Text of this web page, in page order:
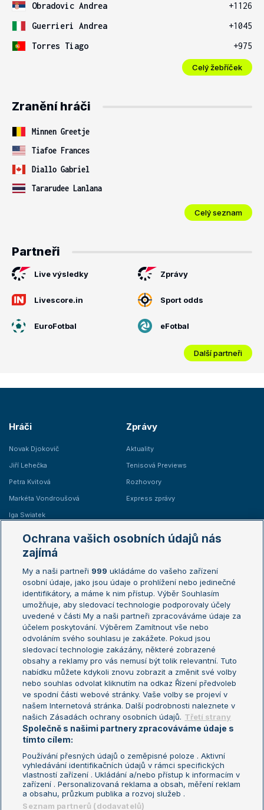
Obradovic Andrea
+1126
Guerrieri Andrea
+1045
Torres Tiago
+975
Celý žebříček
Zranění hráči
Minnen Greetje
Tiafoe Frances
Diallo Gabriel
Tararudee Lanlana
Celý seznam
Partneři
Live výsledky Zprávy
Livescore.in Sport odds
EuroFotbal eFotbal
Další partneři
Hráči
Novak Djokovič
Jiří Lehečka
Petra Kvitová
Markéta Vondroušová
Iga Swiatek
Zprávy
Aktuality
Tenisová Previews
Rozhovory
Express zprávy
Žebříčky
Žebříček ATP (muži)
Žebříček WTA (ženy)
Sázkařský žebříček
Australian Open
French Open
Wimbledon
US Open
Turnaj mistrů
Turnaj mistryň
Aktualní trendy
Fotbalové přestupy
Livesport Daily
LS Prague Open
Podmínky užití
Nastavení soukromí
GDPR a žurnalistika
Reklama
Kontakt
Informace o zpracování osobních
údajů
Ochrana vašich osobních údajů nás
zajímá
My a naši partneři 999 ukládáme do vašeho zařízení
osobní údaje, jako jsou údaje o prohlížení nebo jedinečné
identifikátory, a máme k nim přístup. Výběr Souhlasím
umožňuje, aby sledovací technologie podporovaly účely
uvedené v části My a naši partneři zpracováváme údaje za
účelem poskytování. Výběrem Zamítnout vše nebo
odvoláním svého souhlasu je zakážete. Pokud jsou
sledovací technologie zakázány, některé zobrazené
obsahy a reklamy pro vás nemusí být tolik relevantní. Tuto
nabídku můžete kdykoli znovu zobrazit a změnit své volby
nebo souhlas odvolat kliknutím na odkaz Řízení předvoleb
ve spodní části webové stránky. Vaše volby se projeví v
našem Internetová stránka. Další podrobnosti naleznete v
našich Zásadách ochrany osobních údajů. Třetí strany
Společně s našimi partnery zpracováváme údaje s
tímto cílem:
Používání přesných údajů o zeměpisné poloze . Aktivní
vyhledávání identifikačních údajů v rámci specifických
vlastností zařízení . Ukládání a/nebo přístup k informacím v
zařízení . Personalizovaná reklama a obsah, měření reklam
a obsahu, průzkum publika a rozvoj služeb .
Seznam partnerů (dodavatelů)